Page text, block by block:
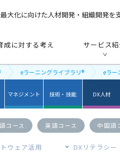
大化に向けた人材開発・組織開発を
成に対する考え サービス
eラーニングライブラリ® eラー
マネジメント 技術・技能 DX人材
コース 英語コース 中国語
ウェア活用 DXリテラシー